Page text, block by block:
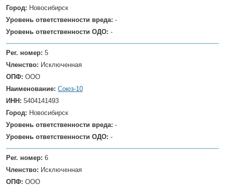
Город: Новосибирск
Уровень ответственности вреда: -
Уровень ответственности ОДО: -
Рег. номер: 5
Членство: Исключенная
ОПФ: ООО
Наименование: Союз-10
ИНН: 5404141493
Город: Новосибирск
Уровень ответственности вреда: -
Уровень ответственности ОДО: -
Рег. номер: 6
Членство: Исключенная
ОПФ: ООО